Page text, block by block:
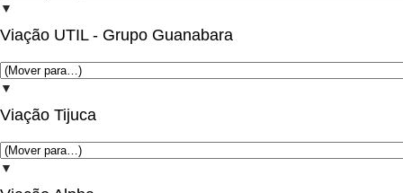
▼
Viação UTIL - Grupo Guanabara
▼
Viação Tijuca
▼